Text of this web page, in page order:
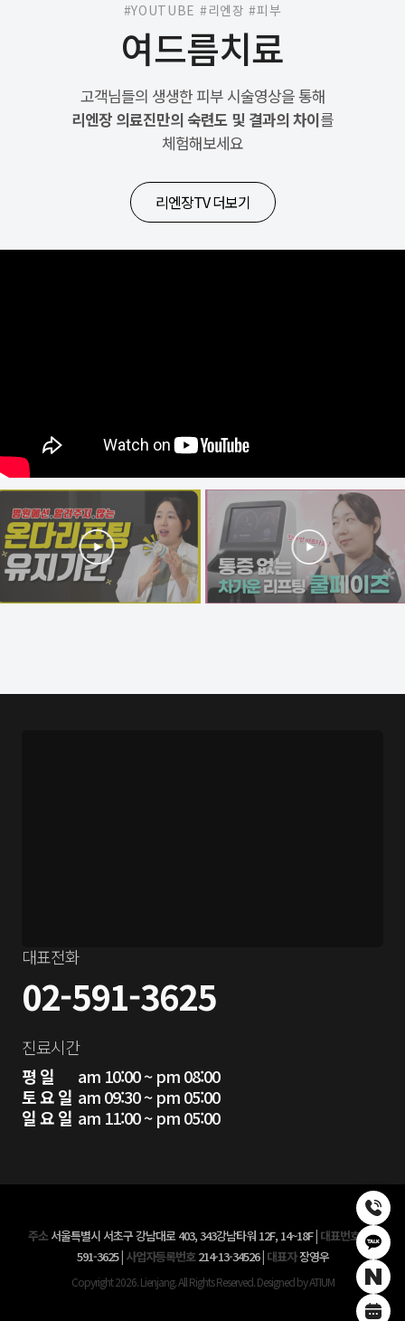
#YOUTUBE #리엔장 #피부
여드름치료
고객님들의 생생한 피부 시술영상을 통해
리엔장 의료진만의 숙련도 및 결과의 차이를
체험해보세요
리엔장TV 더보기
대표전화
02-591-3625
진료시간
평 일
am 10:00 ~ pm 08:00
토 요 일 am 09:30 ~ pm 05:00
일 요 일 am 11:00 ~ pm 05:00
주소서울특별시 서초구 강남대로 403, 343강남타워 12F, 14~18F| 대표번호02-
591-3625| 사업자등록번호214-13-34526| 대표자장영우
Copyright 2026. Lienjang. All Rights Reserved. Designed by ATIUM